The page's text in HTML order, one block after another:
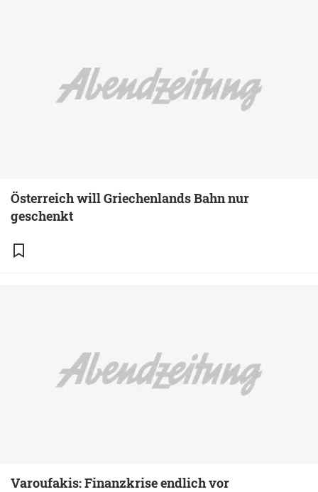
Österreich will Griechenlands Bahn nur
geschenkt
Varoufakis: Finanzkrise endlich vor